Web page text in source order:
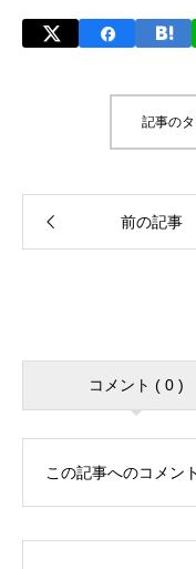
記事の
コメント ( 0 )
この記事へのコメン